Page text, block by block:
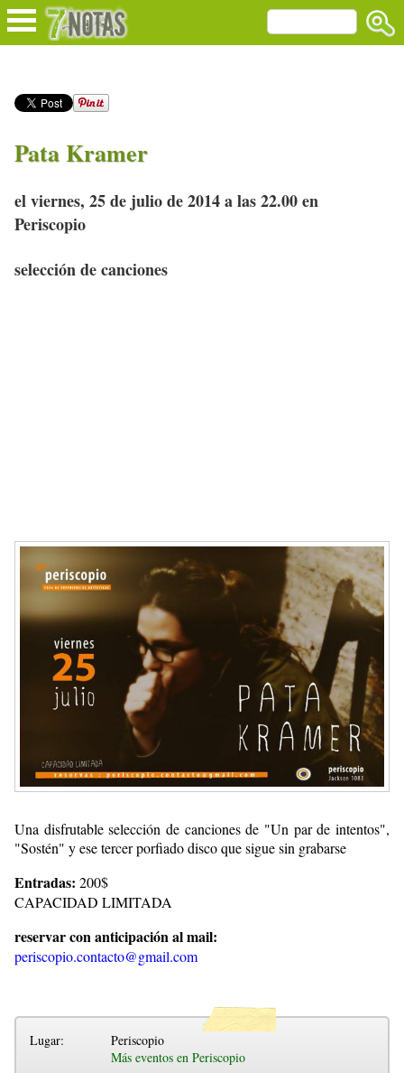
Pata Kramer
el viernes, 25 de julio de 2014 a las 22.00 en
Periscopio
selección de canciones
Una disfrutable selección de canciones de "Un par de intentos",
"Sostén" y ese tercer porfiado disco que sigue sin grabarse
Entradas: 200$
CAPACIDAD LIMITADA
reservar con anticipación al mail:
periscopio.contacto@gmail.com
Lugar:
Periscopio
Más eventos en Periscopio